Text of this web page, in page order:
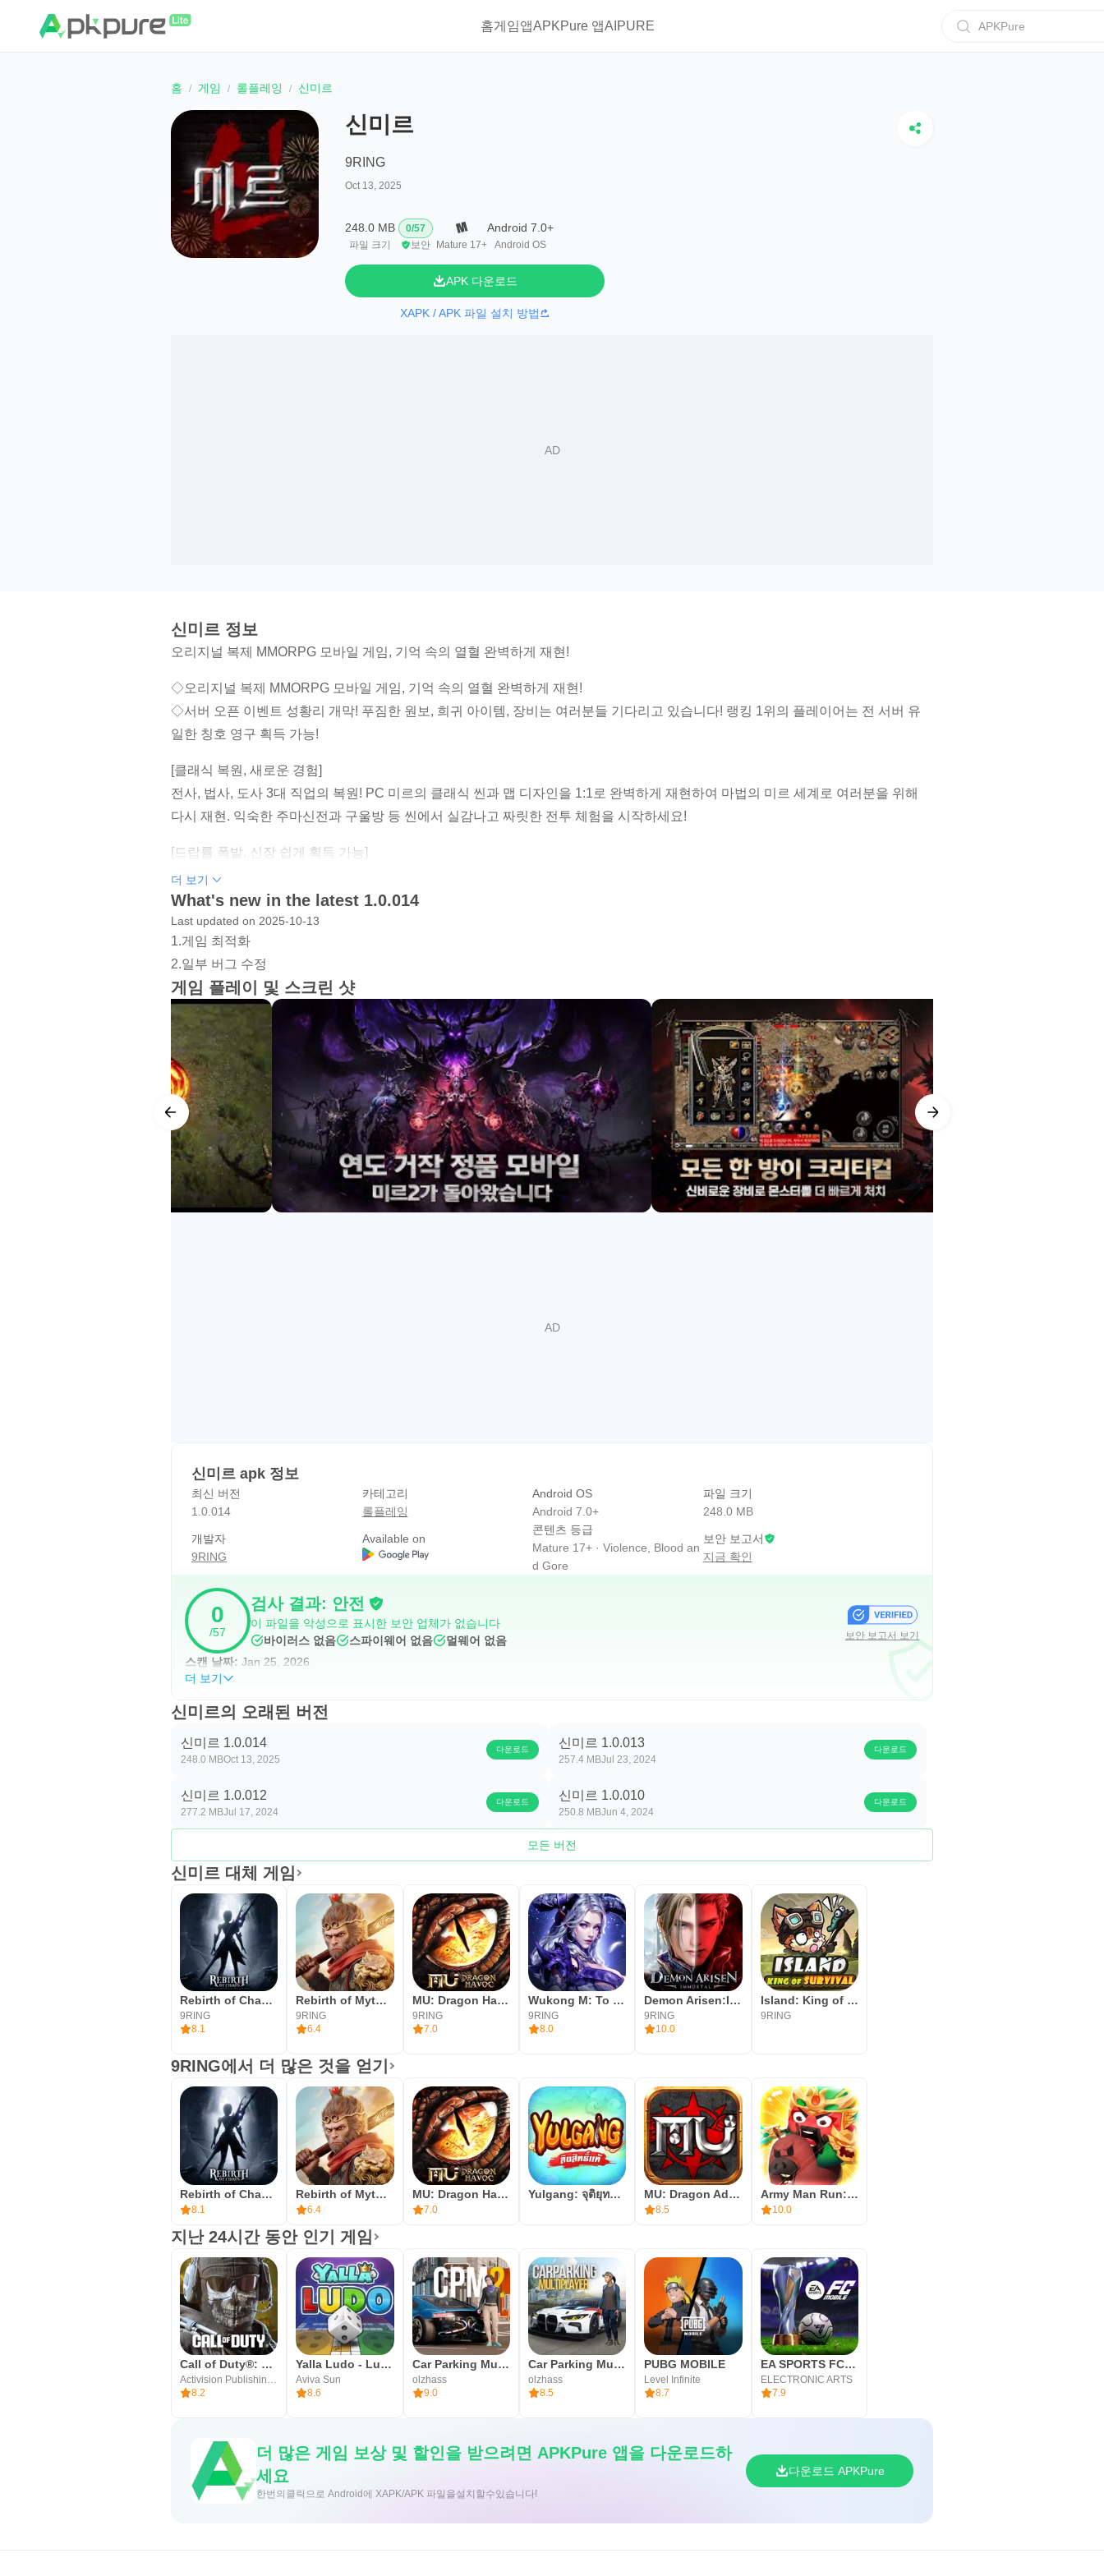
홈게임앱APKPure 앱AIPURE APKPure
홈 게임 롤플레잉 신미르
신미르
9RING
Oct 13, 2025
248.0 MB
파일 크기
0/57
보안
Mature 17+
Android 7.0+
Android OS
APK 다운로드
XAPK / APK 파일 설치 방법
신미르 정보
오리지널 복제 MMORPG 모바일 게임, 기억 속의 열혈 완벽하게 재현!
◇오리지널 복제 MMORPG 모바일 게임, 기억 속의 열혈 완벽하게 재현!
◇서버 오픈 이벤트 성황리 개막! 푸짐한 원보, 희귀 아이템, 장비는 여러분들 기다리고 있습니다! 랭킹 1위의 플레이어는 전 서버 유
일한 칭호 영구 획득 가능!
[클래식 복원, 새로운 경험]
전사, 법사, 도사 3대 직업의 복원! PC 미르의 클래식 씬과 맵 디자인을 1:1로 완벽하게 재현하여 마법의 미르 세계로 여러분을 위해
다시 재현. 익숙한 주마신전과 구울방 등 씬에서 실감나고 짜릿한 전투 체험을 시작하세요!
[드랍률 폭발, 신장 쉽게 획득 가능]
최고급 장비, 무한 도전! 작은 몬스터조차도 쉽게 신장과 신기 획득 가능, 마비 반지를 손쉽게 획득하고 놀라운 속성 버프로 몬스터 사
냥의 짜릿함을 만끽하세요!
[자유 거래, 무과금의 천국]
전례 없는 자유도가 여러분을 기다립니다! 게임 속에서 마음껏 즐기세요. 캐릭터를 키우며 골드를 벌거나, 최상급 아이템과 장비 마음
대로 거래 가능. 무과금도 최상급 신장을 받을 수 있어요!
[영웅들 다시 모아 미르의 전설 재현]
당신만의 문파를 만들고, 동료들과 함께 마법대륙에서 영웅과 용사의 힘을 다시 모아, 열정적인 보물 사냥, 사북성의 전투를 경험하며
전설의 영광을 되찾으세요!
[신미르] 는 전통적인 MMORPG 모바일 게임으로, 당신을 미르2 세계로 안내합니다. 여러분은 미르의 전설2을 재건하는 여정에 참여
하며 이 땅의 왕이 될 것입니다. 고대이자 신비한 사북성을 탐험하고, 거기서 전설의 시련을 겪으며 장비를 강화하여 강력한 적들을 이
기고 미르의 역사를 재창조하세요. 지금 참여하여 이 전설적인 세계의 끊임없는 모험을 경험하세요!
▶공식 카페: https://cafe.naver.com/newmir2
▶공식 라운지: https://game.naver.com/lounge/god_of_mir2/home
더 보기
What's new in the latest 1.0.014
Last updated on 2025-10-13
1.게임 최적화
2.일부 버그 수정
게임 플레이 및 스크린 샷
신미르 apk 정보
최신 버전
1.0.014
카테고리
롤플레잉
Android OS
Android 7.0+
파일 크기
248.0 MB
개발자
9RING
Available on
콘텐츠 등급
Mature 17+ · Violence, Blood an
d Gore
보안 보고서
지금 확인
0
/57
검사 결과: 안전
이 파일을 악성으로 표시한 보안 업체가 없습니다
바이러스 없음
스파이웨어 없음
멀웨어 없음
스캔 날짜: Jan 25, 2026
더 보기
보안 보고서 보기
신미르의 오래된 버전
신미르 1.0.014
248.0 MBOct 13, 2025
다운로드 신미르 1.0.013
257.4 MBJul 23, 2024
다운로드
신미르 1.0.012
277.2 MBJul 17, 2024
다운로드 신미르 1.0.010
250.8 MBJun 4, 2024
다운로드
모든 버전
신미르 대체 게임
Rebirth of Chaos: Eternal saga
9RING
8.1
Rebirth of Myths: Sage Returns
9RING
6.4
MU: Dragon Havoc
9RING
7.0
Wukong M: To The West
9RING
8.0
Demon Arisen:Immortal
9RING
10.0
Island: King of Survival
9RING
9RING에서 더 많은 것을 얻기
Rebirth of Chaos: Eternal saga
8.1
Rebirth of Myths: Sage Returns
6.4
MU: Dragon Havoc
7.0
Yulgang: จุติยุทธภพเลือดใหม่ MU: Dragon Adventure
8.5
Army Man Run: Samkok
10.0
지난 24시간 동안 인기 게임
Call of Duty®: Mobile
Activision Publishing, Inc.
8.2
Yalla Ludo - Ludo&Jackaroo
Aviva Sun
8.6
Car Parking Multiplayer 2
olzhass
9.0
Car Parking Multiplayer
olzhass
8.5
PUBG MOBILE
Level Infinite
8.7
EA SPORTS FC MOBILE 26
ELECTRONIC ARTS
7.9
더 많은 게임 보상 및 할인을 받으려면 APKPure 앱을 다운로드하
세요
한번의클릭으로 Android에 XAPK/APK 파일을설치할수있습니다!
다운로드 APKPure